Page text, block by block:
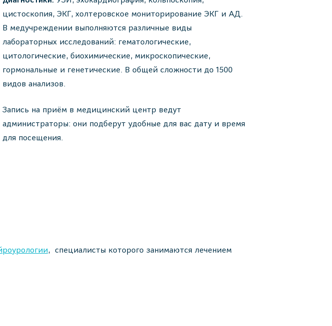
цистоскопия, ЭКГ, холтеровское мониторирование ЭКГ и АД.
В медучреждении выполняются различные виды
лабораторных исследований: гематологические,
цитологические, биохимические, микроскопические,
гормональные и генетические. В общей сложности до 1500
видов анализов.
Запись на приём в медицинский центр ведут
администраторы: они подберут удобные для вас дату и время
для посещения.
, специалисты которого занимаются лечением